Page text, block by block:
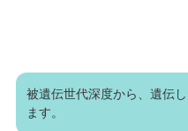
被遺伝世代深度から、遺伝
ます。